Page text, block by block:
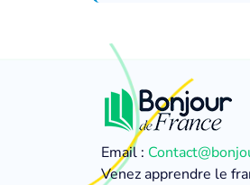
Email :
Venez apprendre le